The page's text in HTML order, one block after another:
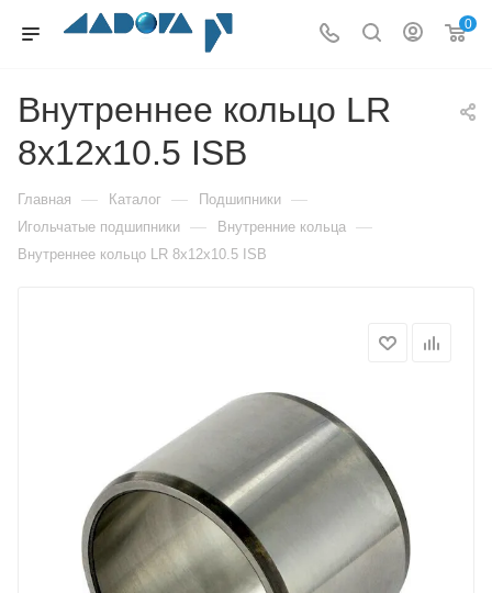
0
Внутреннее кольцо LR
8x12x10.5 ISB
Главная — Каталог — Подшипники —
Игольчатые подшипники — Внутренние кольца —
Внутреннее кольцо LR 8x12x10.5 ISB